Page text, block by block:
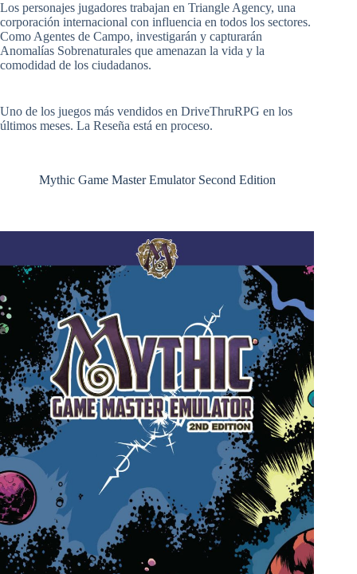
Los personajes jugadores trabajan en Triangle Agency, una
corporación internacional con influencia en todos los sectores.
Como Agentes de Campo, investigarán y capturarán
Anomalías Sobrenaturales que amenazan la vida y la
comodidad de los ciudadanos.
Uno de los juegos más vendidos en DriveThruRPG en los
últimos meses. La Reseña está en proceso.
Mythic Game Master Emulator Second Edition